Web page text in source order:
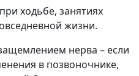
ходьбе, занятиях
жизни.
нерва – если
в позвоночнике,